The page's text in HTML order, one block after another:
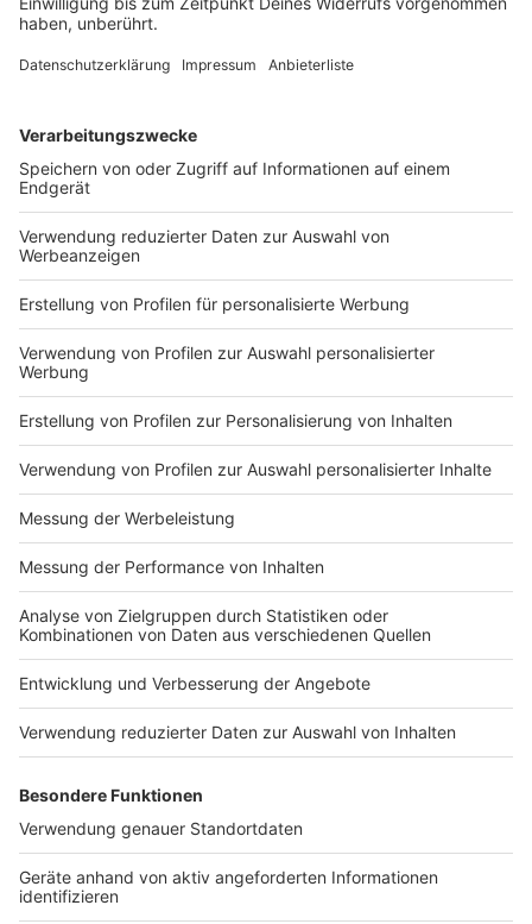
Feueralarm im Landkreis Aichach-Friedberg: Ein Stall
gerettet werden.
DEINE GEMERKTEN ARTIKEL
Du hast dir noch keine Artikel gemerkt
Markiere sie hierfür mit einem
Impressum
Nutzungsbedingungen
Jobs
Presse
Werben
Archiv
ANTENNE BAYERN GROUP
Stiftung ANTENNE BAYERN
Kontakt
Studio-Hotline
Verkehrs-Hotline
Newsletter